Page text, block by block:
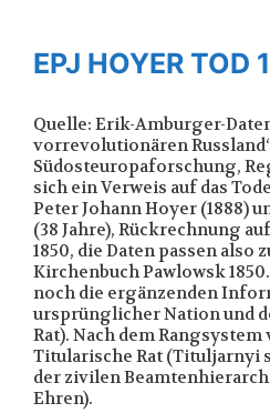
EPJ HOYER TOD
Quelle: Erik-Amburger-
vorrevolutionären
Südosteuropaforschung,
sich ein Verweis auf das
Peter Johann Hoyer (1888)
(38 Jahre), Rückrechnung
1850, die Daten passen also
Kirchenbuch Pawlowsk
noch die ergänzenden
ursprünglicher Nation und
Rat). Nach dem Rangsystem
Titularische Rat (Tituljarnyi
der zivilen
Ehren).